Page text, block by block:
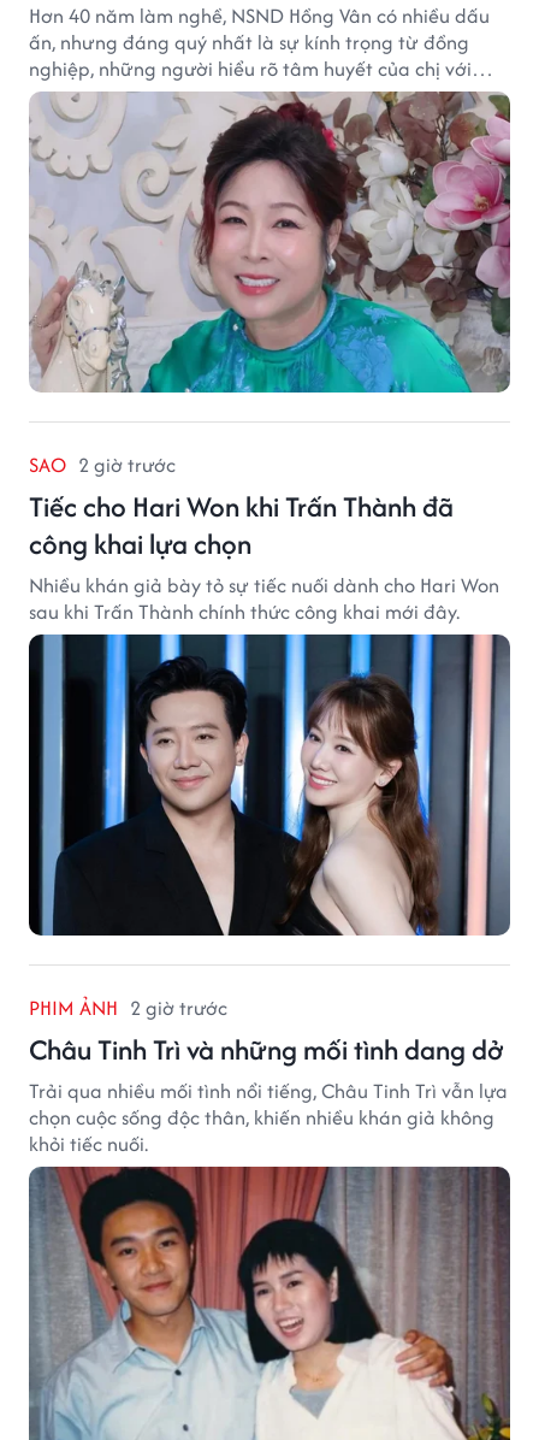
Hơn 40 năm làm nghề, NSND Hồng Vân có nhiều dấu
ấn, nhưng đáng quý nhất là sự kính trọng từ đồng
nghiệp, những người hiểu rõ tâm huyết của chị với
nghệ thuật.
SAO 2 giờ trước
Tiếc cho Hari Won khi Trấn Thành đã
công khai lựa chọn
Nhiều khán giả bày tỏ sự tiếc nuối dành cho Hari Won
sau khi Trấn Thành chính thức công khai mới đây.
PHIM ẢNH 2 giờ trước
Châu Tinh Trì và những mối tình dang dở
Trải qua nhiều mối tình nổi tiếng, Châu Tinh Trì vẫn lựa
chọn cuộc sống độc thân, khiến nhiều khán giả không
khỏi tiếc nuối.